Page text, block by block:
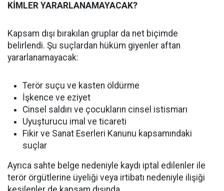
KİMLER YARARLANAMAYACAK?
Kapsam dışı bırakılan gruplar da net biçimde
belirlendi. Şu suçlardan hüküm giyenler aftan
yararlanamayacak:
Terör suçu ve kasten öldürme
İşkence ve eziyet
Cinsel saldırı ve çocukların cinsel istismarı
Uyuşturucu imal ve ticareti
Fikir ve Sanat Eserleri Kanunu kapsamındaki
suçlar
Ayrıca sahte belge nedeniyle kaydı iptal edilenler ile
terör örgütlerine üyeliği veya irtibatı nedeniyle ilişiği